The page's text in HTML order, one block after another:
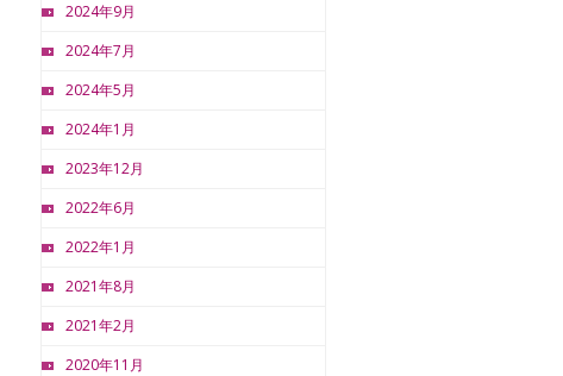
2024年9月
2024年7月
2024年5月
2024年1月
2023年12月
2022年6月
2022年1月
2021年8月
2021年2月
2020年11月